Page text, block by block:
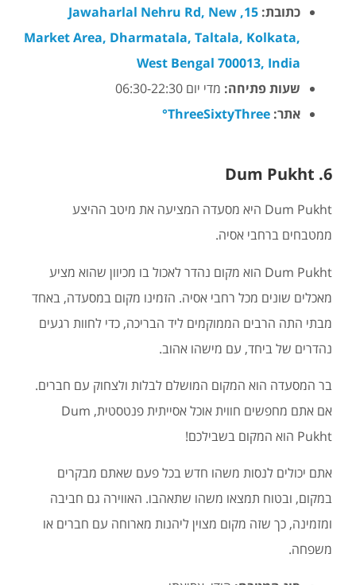
כתובת:
15, Jawaharlal Nehru Rd, New
Market Area, Dharmatala, Taltala, Kolkata,
West Bengal 700013, India
שעות פתיחה: מדי יום 06:30-22:30
אתר: ThreeSixtyThree°
6. Dum Pukht
Dum Pukht היא מסעדה המציעה את מיטב ההיצע
ממטבחים ברחבי אסיה.
Dum Pukht הוא מקום נהדר לאכול בו מכיוון שהוא מציע
מאכלים שונים מכל רחבי אסיה. הזמינו מקום במסעדה, באחד
מבתי התה הרבים הממוקמים ליד הבריכה, כדי לחוות רגעים
נהדרים של ביחד, עם מישהו אהוב.
בר המסעדה הוא המקום המושלם לבלות ולצחוק עם חברים.
אם אתם מחפשים חווית אוכל אסייתית פנטסטית, Dum
Pukht הוא המקום בשבילכם!
אתם יכולים לנסות משהו חדש בכל פעם שאתם מבקרים
במקום, ובטוח תמצאו משהו שתאהבו. האווירה גם חביבה
ומזמינה, כך שזה מקום מצוין ליהנות מארוחה עם חברים או
משפחה.